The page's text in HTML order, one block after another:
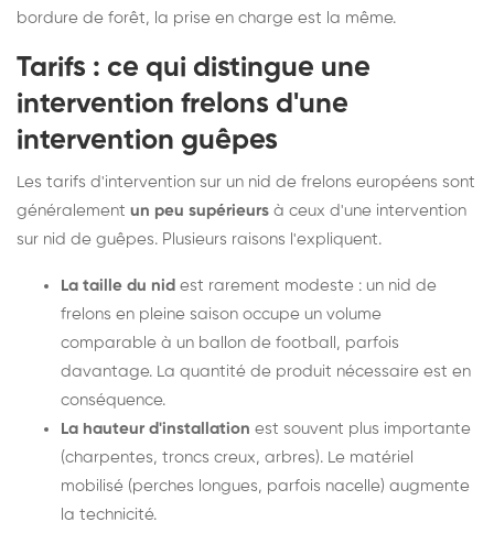
bordure de forêt, la prise en charge est la même.
Tarifs : ce qui distingue une
intervention frelons d'une
intervention guêpes
Les tarifs d'intervention sur un nid de frelons européens sont
généralement un peu supérieurs à ceux d'une intervention
sur nid de guêpes. Plusieurs raisons l'expliquent.
La taille du nid est rarement modeste : un nid de
frelons en pleine saison occupe un volume
comparable à un ballon de football, parfois
davantage. La quantité de produit nécessaire est en
conséquence.
La hauteur d'installation est souvent plus importante
(charpentes, troncs creux, arbres). Le matériel
mobilisé (perches longues, parfois nacelle) augmente
la technicité.